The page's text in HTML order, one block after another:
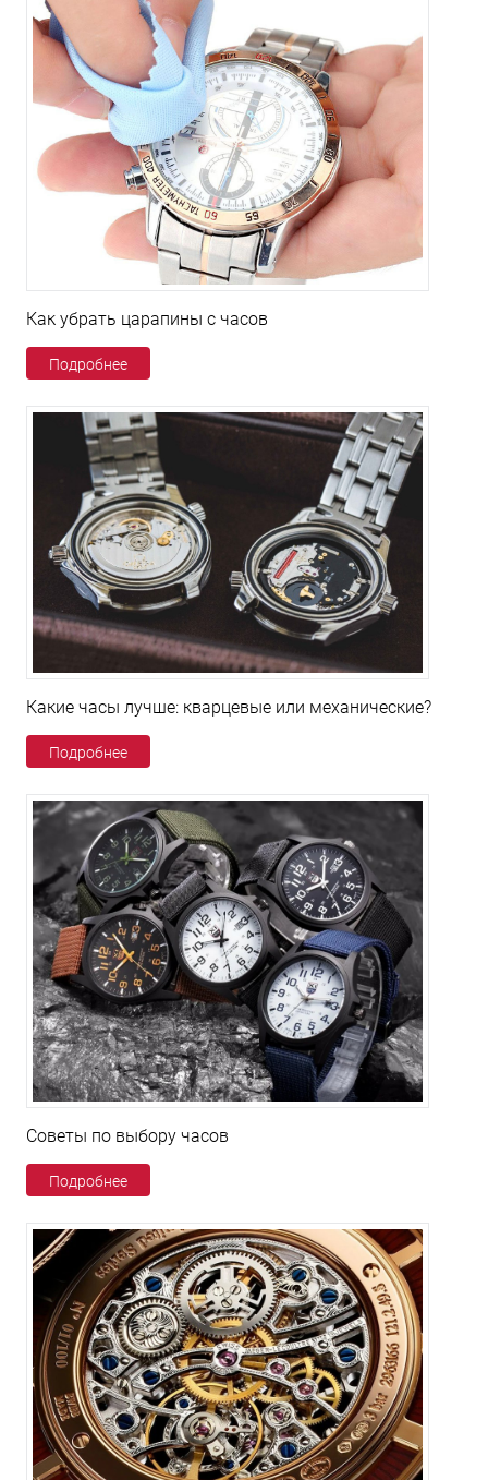
Как убрать царапины с часов
Подробнее
Какие часы лучше: кварцевые или механические?
Подробнее
Советы по выбору часов
Подробнее